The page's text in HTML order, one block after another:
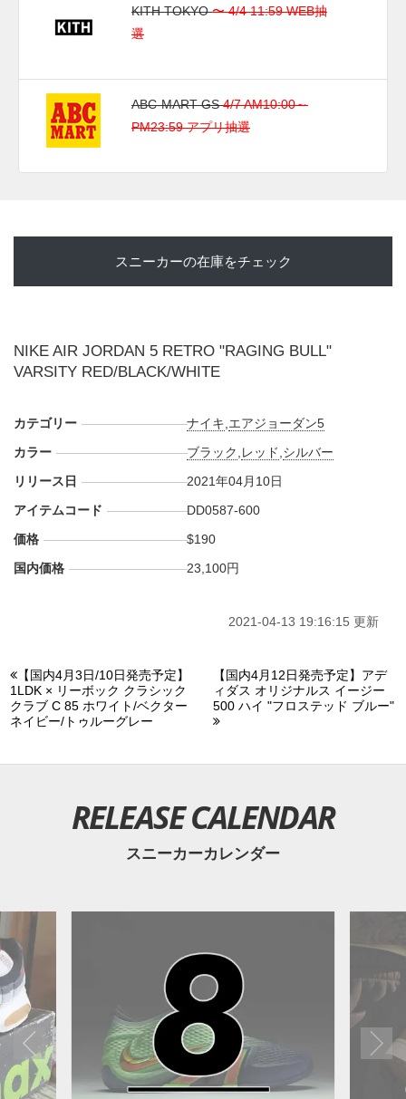
KITH TOKYO〜 4/4 11:59 WEB抽
選
ABC-MART GS4/7 AM10:00～
PM23:59 アプリ抽選
スニーカーの在庫をチェック
NIKE AIR JORDAN 5 RETRO "RAGING BULL"
VARSITY RED/BLACK/WHITE
カテゴリー ナイキ エアジョーダン5
カラー
ブラック レッド シルバー
リリース日
2021年04月10日
アイテムコード
DD0587-600
価格
$190
国内価格
23,100円
2021-04-13 19:16:15 更新
【国内4月3日/10日発売予定】
1LDK × リーボック クラシック
クラブ C 85 ホワイト/ベクター
ネイビー/トゥルーグレー
【国内4月12日発売予定】アデ
ィダス オリジナルス イージー
500 ハイ "フロステッド ブルー"
RELEASE CALENDAR
スニーカーカレンダー